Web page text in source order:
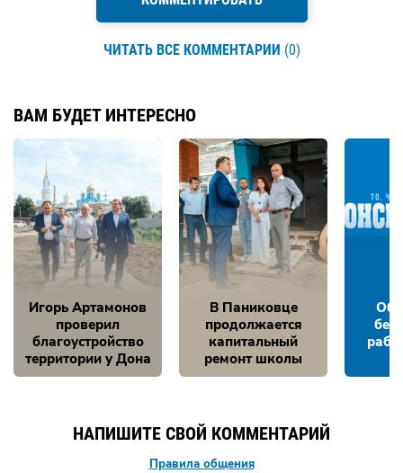
ЧИТАТЬ ВСЕ КОММЕНТАРИИ (0)
ВАМ БУДЕТ ИНТЕРЕСНО
Игорь Артамонов
проверил
благоустройство
территории у Дона
В Паниковце
продолжается
капитальный
ремонт школы
НАПИШИТЕ СВОЙ КОММЕНТАРИЙ
Правила общения